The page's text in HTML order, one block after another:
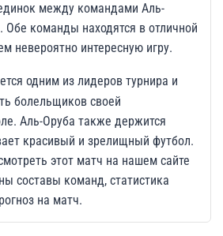
между командами Аль-
Обе команды находятся в отличной
невероятно интересную игру.
одним из лидеров турнира и
болельщиков своей
Аль-Оруба также держится
красивый и зрелищный футбол.
этот матч на нашем сайте
составы команд, статистика
на матч.